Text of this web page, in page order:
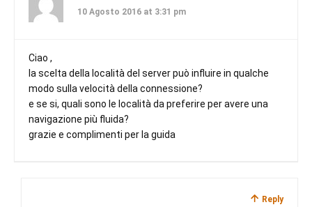
10 Agosto 2016 at 3:31 pm
Ciao ,
la scelta della località del server può influire in qualche
modo sulla velocità della connessione?
e se si, quali sono le località da preferire per avere una
navigazione più fluida?
grazie e complimenti per la guida
Reply